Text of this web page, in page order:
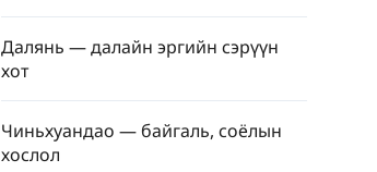
Далянь — далайн эргийн сэрүүн
хот
Чиньхуандао — байгаль, соёлын
хослол